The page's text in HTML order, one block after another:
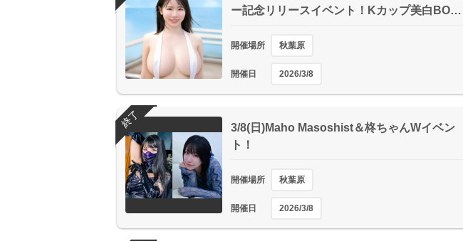
ー記念リリースイベント！Kカップ美白BO…
開催場所 秋葉原
開催日 2026/3/8
3/8(日)Maho Masoshist＆柊ちゃんWイベン
ト！
開催場所 秋葉原
開催日 2026/3/8
終了